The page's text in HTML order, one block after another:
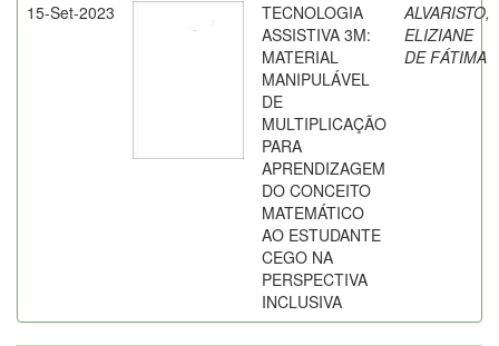
15-Set-2023
TECNOLOGIA
ASSISTIVA 3M:
MATERIAL
MANIPULÁVEL
DE
MULTIPLICAÇÃO
PARA
APRENDIZAGEM
DO CONCEITO
MATEMÁTICO
AO ESTUDANTE
CEGO NA
PERSPECTIVA
INCLUSIVA
ALVARISTO,
ELIZIANE
DE FÁTIMA